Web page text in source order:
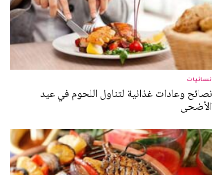
نسائيات
نصائح وعادات غذائية لتناول اللحوم في عيد
الأضحى